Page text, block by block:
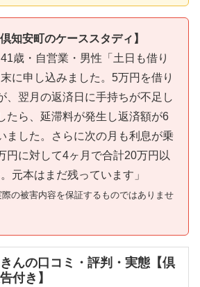
知安町のケーススタディ】
歳・自営業・男性「土日も借り
に申し込みました。5万円を借り
、翌月の返済日に手持ちが不足し
たら、延滞料が発生し返済額が6
ました。さらに次の月も利息が乗
円に対して4ヶ月で合計20万円以
元本はまだ残っています」
の被害内容を保証するものではありませ
んの口コミ・評判・実態【倶
付き】